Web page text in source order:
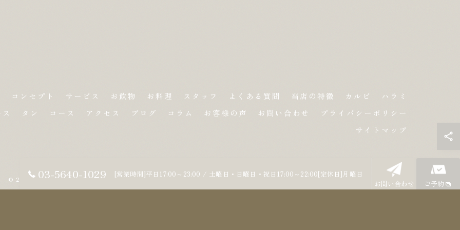
03-5640-1029
[営業時間]平日17:00～23:00 / 土曜日・日曜日・祝日17:00～22:00[定休日]月曜日
お問い合わせ
ご予約
コンセプト サービス お飲物 お料理 スタッフ よくある質問 当店の特徴 カルビ
ハラミ
タン コース アクセス ブログ コラム お客様の声 お問い合わせ
プライバシーポリシー
サイトマップ
© 2026 東京都人形町の焼肉なら焼肉 香楓苑 ALL RIGHTS RESERVED.